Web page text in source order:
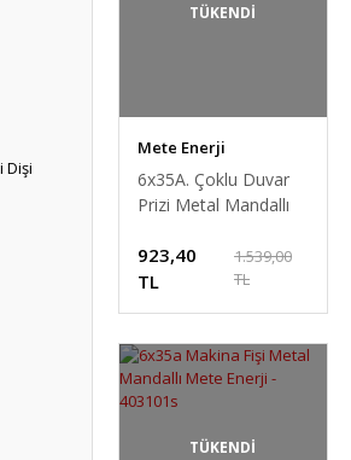
TÜKENDİ
Mete Enerji
6x35A. Çoklu Duvar
Prizi Metal Mandallı
403106S
923,40
TL
1.539,00
TL
TÜKENDİ